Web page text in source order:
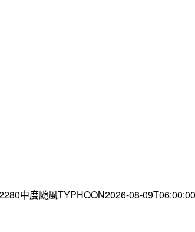
中度颱風TYPHOON2026-08-